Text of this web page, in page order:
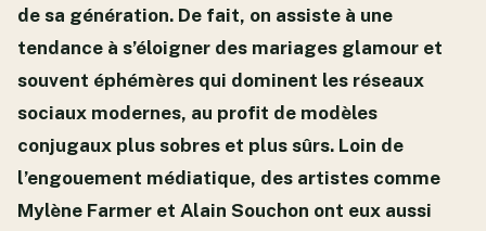
de sa génération. De fait, on assiste à une
tendance à s’éloigner des mariages glamour et
souvent éphémères qui dominent les réseaux
sociaux modernes, au profit de modèles
conjugaux plus sobres et plus sûrs. Loin de
l’engouement médiatique, des artistes comme
Mylène Farmer et Alain Souchon ont eux aussi